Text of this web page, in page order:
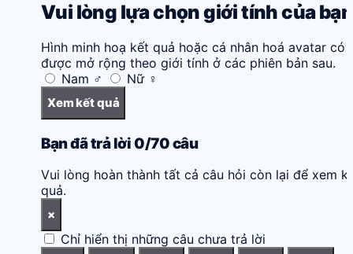
Vui lòng lựa chọn giới tính của bạn
Hình minh hoạ kết quả hoặc cá nhân hoá avatar có
được mở rộng theo giới tính ở các phiên bản sau.
Nam ♂ Nữ ♀
Xem kết quả
Bạn đã trả lời0/70câu
Vui lòng hoàn thành tất cả câu hỏi còn lại để xem
quả.
×
Chỉ hiển thị những câu chưa trả lời